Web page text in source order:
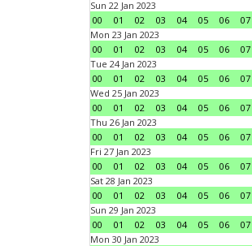
Sun 22 Jan 2023
00
01 02 03 04 05 06 07
Mon 23 Jan 2023
00
01 02 03 04 05 06 07
Tue 24 Jan 2023
00
01 02 03 04 05 06 07
Wed 25 Jan 2023
00
01 02 03 04 05 06 07
Thu 26 Jan 2023
00
01 02 03 04 05 06 07
Fri 27 Jan 2023
00
01 02 03 04 05 06 07
Sat 28 Jan 2023
00
01 02 03 04 05 06 07
Sun 29 Jan 2023
00
01 02 03 04 05 06 07
Mon 30 Jan 2023